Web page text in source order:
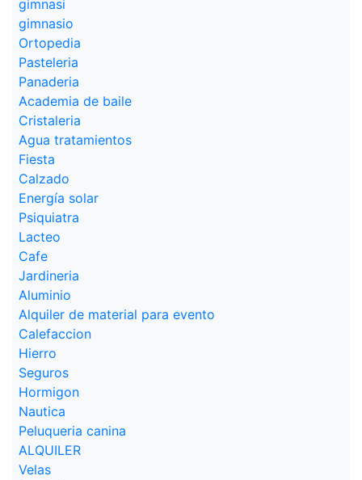
gimnasi
gimnasio
Ortopedia
Pasteleria
Panaderia
Academia de baile
Cristaleria
Agua tratamientos
Fiesta
Calzado
Energía solar
Psiquiatra
Lacteo
Cafe
Jardineria
Aluminio
Alquiler de material para evento
Calefaccion
Hierro
Seguros
Hormigon
Nautica
Peluqueria canina
ALQUILER
Velas